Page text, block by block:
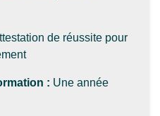
de réussite pour
: Une année